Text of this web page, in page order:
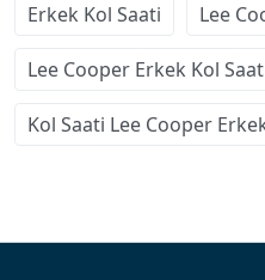
Erkek Kol Saati Lee
Lee Cooper Erkek Kol
Kol Saati Lee Cooper